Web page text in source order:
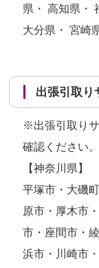
県・ 高知県・
大分県・ 宮崎
出張引取
※出張引取り
確認ください。
【神奈川県】
平塚市・大磯
原市・厚木市
市・座間市・
浜市・川崎市